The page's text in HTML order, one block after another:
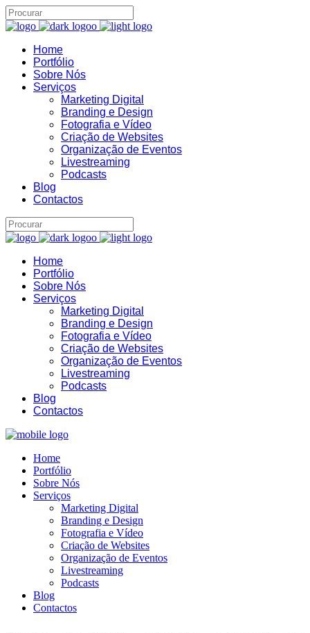
Home
Portfólio
Sobre Nós
Serviços
Marketing Digital
Branding e Design
Fotografia e Vídeo
Criação de Websites
Organização de Eventos
Livestreaming
Podcasts
Blog
Contactos
Home
Portfólio
Sobre Nós
Serviços
Marketing Digital
Branding e Design
Fotografia e Vídeo
Criação de Websites
Organização de Eventos
Livestreaming
Podcasts
Blog
Contactos
Home
Portfólio
Sobre Nós
Serviços
Marketing Digital
Branding e Design
Fotografia e Vídeo
Criação de Websites
Organização de Eventos
Livestreaming
Podcasts
Blog
Contactos
B22
Assistente IA · Brand22
Online
06:25